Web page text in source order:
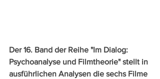
Der 16. Band der Reihe "Im Dialog:
Psychoanalyse und Filmtheorie" stellt in
ausführlichen Analysen die sechs Filme